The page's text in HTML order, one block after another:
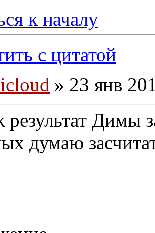
к началу
с цитатой
» 23 янв
Димы
думаю